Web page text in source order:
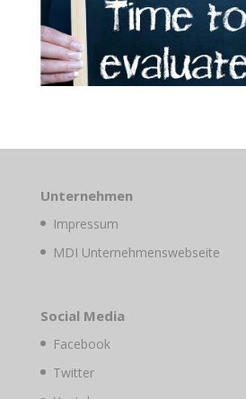
Unternehmen
Impressum
MDI Unternehmenswebseite
Social Media
Facebook
Twitter